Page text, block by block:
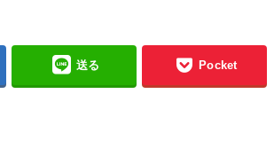
送る Pocket